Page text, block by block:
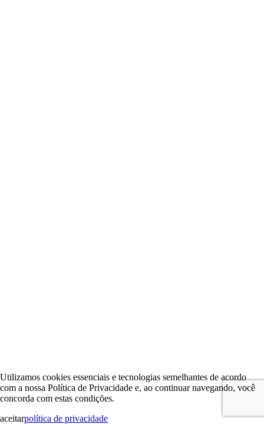
Utilizamos cookies essenciais e tecnologias semelhantes de acordo
com a nossa Política de Privacidade e, ao continuar navegando, você
concorda com estas condições.
aceitarpolítica de privacidade